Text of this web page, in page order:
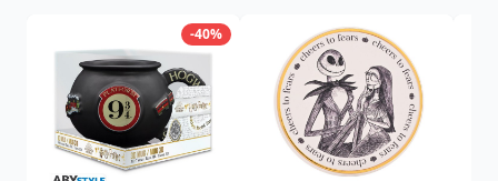
-40%